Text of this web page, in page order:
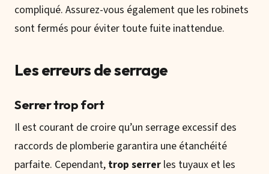
compliqué. Assurez-vous également que les robinets
sont fermés pour éviter toute fuite inattendue.
Les erreurs de serrage
Serrer trop fort
Il est courant de croire qu’un serrage excessif des
raccords de plomberie garantira une étanchéité
parfaite. Cependant, trop serrer les tuyaux et les